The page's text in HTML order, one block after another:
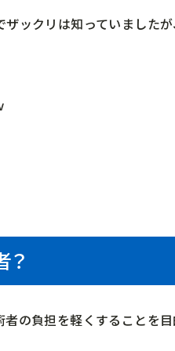
ックリは知っていました
？
の負担を軽くすることを目